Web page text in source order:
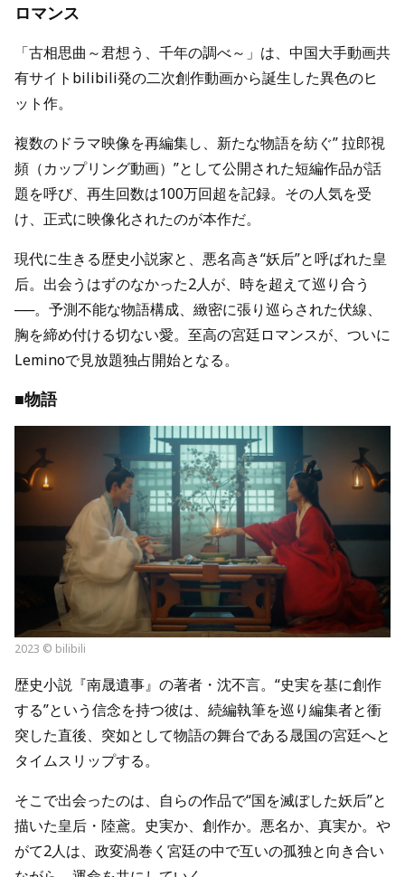
ロマンス
「古相思曲～君想う、千年の調べ～」は、中国大手動画共
有サイトbilibili発の二次創作動画から誕生した異色のヒ
ット作。
複数のドラマ映像を再編集し、新たな物語を紡ぐ” 拉郎視
頻（カップリング動画）”として公開された短編作品が話
題を呼び、再生回数は100万回超を記録。その人気を受
け、正式に映像化されたのが本作だ。
現代に生きる歴史小説家と、悪名高き“妖后”と呼ばれた皇
后。出会うはずのなかった2人が、時を超えて巡り合う
──。予測不能な物語構成、緻密に張り巡らされた伏線、
胸を締め付ける切ない愛。至高の宮廷ロマンスが、ついに
Leminoで見放題独占開始となる。
■物語
2023 © bilibili
歴史小説『南晟遺事』の著者・沈不言。“史実を基に創作
する”という信念を持つ彼は、続編執筆を巡り編集者と衝
突した直後、突如として物語の舞台である晟国の宮廷へと
タイムスリップする。
そこで出会ったのは、自らの作品で“国を滅ぼした妖后”と
描いた皇后・陸鳶。史実か、創作か。悪名か、真実か。や
がて2人は、政変渦巻く宮廷の中で互いの孤独と向き合い